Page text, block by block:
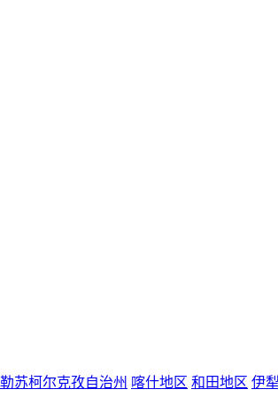
苏柯尔克孜自治州 喀什地区 和田地区 伊